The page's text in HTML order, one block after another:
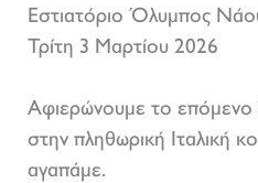
Εστιατόριο Όλυμπος
Τρίτη 3 Μαρτίου 2026
Αφιερώνουμε το επόμενο
στην πληθωρική Ιταλική
αγαπάμε.